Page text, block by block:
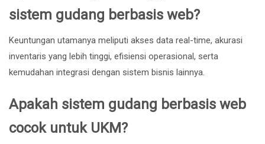
sistem gudang berbasis web?
Keuntungan utamanya meliputi akses data real-time, akurasi
inventaris yang lebih tinggi, efisiensi operasional, serta
kemudahan integrasi dengan sistem bisnis lainnya.
Apakah sistem gudang berbasis web
cocok untuk UKM?